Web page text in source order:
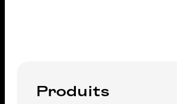
Produits